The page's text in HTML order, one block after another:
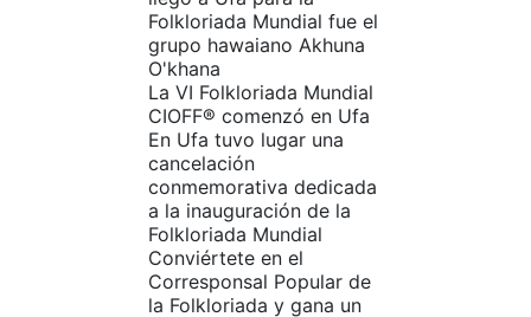
Folkloriada Mundial fue el
grupo hawaiano Akhuna
O'khana
La VI Folkloriada Mundial
CIOFF®️ comenzó en Ufa
En Ufa tuvo lugar una
cancelación
conmemorativa dedicada
a la inauguración de la
Folkloriada Mundial
Conviértete en el
Corresponsal Popular de
la Folkloriada y gana un